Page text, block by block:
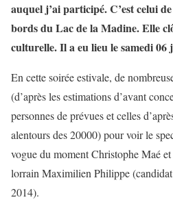
auquel j’ai participé. C’est celui
bords du Lac de la Madine. Elle
culturelle. Il a eu lieu le samedi 06
En cette soirée estivale, de
(d’après les estimations d’avant
personnes de prévues et celles
alentours des 20000) pour voir le
vogue du moment Christophe Maé
lorrain Maximilien Philippe
2014).